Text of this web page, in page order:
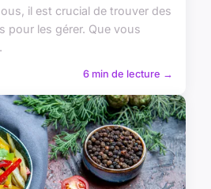
il est crucial de trouver des
pour les gérer. Que vous
6 min de lecture →